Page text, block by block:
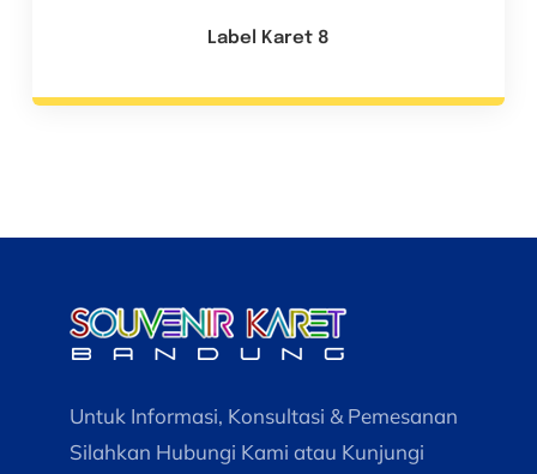
Label Karet 8
Untuk Informasi, Konsultasi & Pemesanan
Silahkan Hubungi Kami atau Kunjungi